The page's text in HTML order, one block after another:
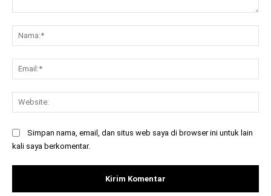
Simpan nama, email, dan situs web saya di browser ini untuk lain
kali saya berkomentar.